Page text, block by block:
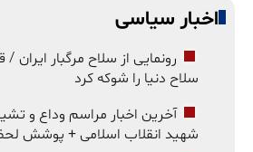
اخبار سیاسی
رونمایی از سلاح مرگبار ایران
سلاح دنیا را شوکه کرد
آخرین اخبار مراسم وداع و
شهید انقلاب اسلامی + پوشش